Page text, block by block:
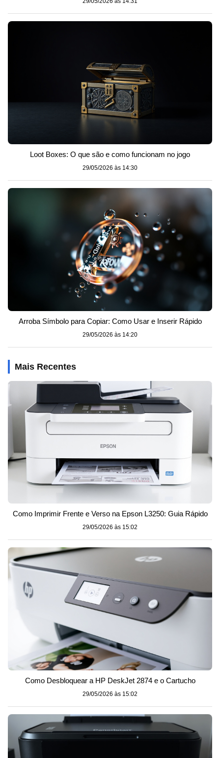
Loot Boxes: O que são e como funcionam no jogo
29/05/2026 às 14:30
Arroba Símbolo para Copiar: Como Usar e Inserir Rápido
29/05/2026 às 14:20
Mais Recentes
Como Imprimir Frente e Verso na Epson L3250: Guia Rápido
29/05/2026 às 15:02
Como Desbloquear a HP DeskJet 2874 e o Cartucho
29/05/2026 às 15:02